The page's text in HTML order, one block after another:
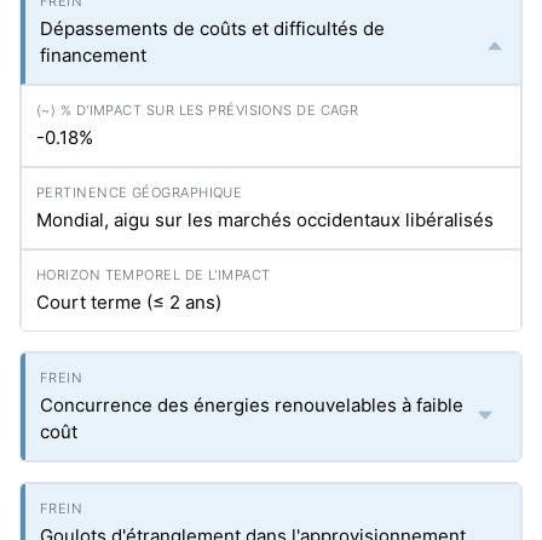
Dépassements de coûts et difficultés de
financement
-0.18%
Mondial, aigu sur les marchés occidentaux libéralisés
Court terme (≤ 2 ans)
Concurrence des énergies renouvelables à faible
coût